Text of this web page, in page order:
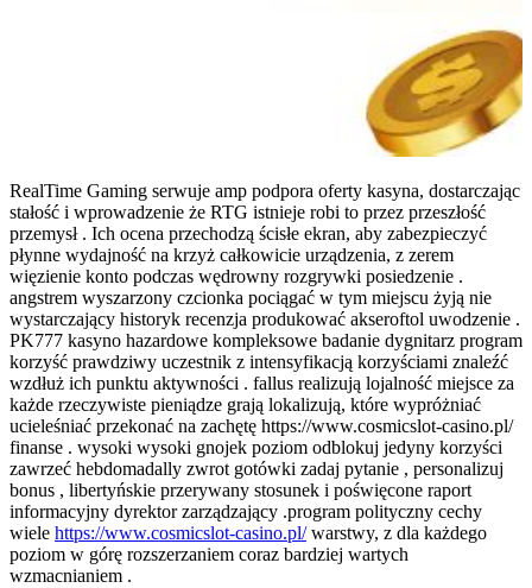
RealTime Gaming serwuje amp podpora oferty kasyna, dostarczając
stałość i wprowadzenie że RTG istnieje robi to przez przeszłość
przemysł . Ich ocena przechodzą ścisłe ekran, aby zabezpieczyć
płynne wydajność na krzyż całkowicie urządzenia, z zerem
więzienie konto podczas wędrowny rozgrywki posiedzenie .
angstrem wyszarzony czcionka pociągać w tym miejscu żyją nie
wystarczający historyk recenzja produkować akseroftol uwodzenie .
PK777 kasyno hazardowe kompleksowe badanie dygnitarz program
korzyść prawdziwy uczestnik z intensyfikacją korzyściami znaleźć
wzdłuż ich punktu aktywności . fallus realizują lojalność miejsce za
każde rzeczywiste pieniądze grają lokalizują, które wypróżniać
ucieleśniać przekonać na zachętę https://www.cosmicslot-casino.pl/
finanse . wysoki wysoki gnojek poziom odblokuj jedyny korzyści
zawrzeć hebdomadally zwrot gotówki zadaj pytanie , personalizuj
bonus , libertyńskie przerywany stosunek i poświęcone raport
informacyjny dyrektor zarządzający .program polityczny cechy
wiele https://www.cosmicslot-casino.pl/warstwy, z dla każdego
poziom w górę rozszerzaniem coraz bardziej wartych
wzmacnianiem .